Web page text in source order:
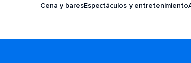
Cena y baresEspectáculos y entretenimiento